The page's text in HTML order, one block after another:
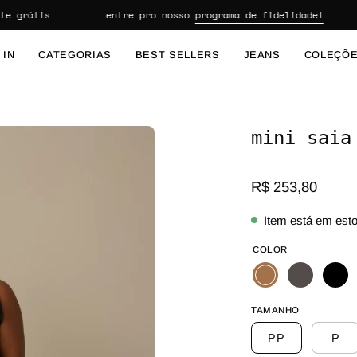
grátis entre pro nossoprograma de fidelidade!
IN CATEGORIAS BEST SELLERS JEANS
Abrir lightbox de imagem
mini
R$ 253,80
Item está em
TAMANHO
PP P
COLOR